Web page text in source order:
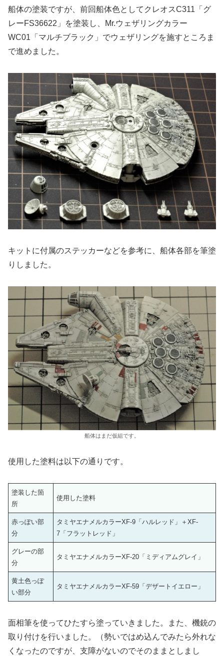
船体の塗装ですが、前回船体色としてクレオスC311「グ
レーFS36622」を塗装し、Mr.ウェザリングカラー
WC01「マルチブラック」でウェザリングを施すところま
で進めました。
キットに付属のステッカーなどを参考に、船体各部を筆塗
りしました。
船体はまだ仮組です。
使用した塗料は以下の通りです。
塗装した箇
所
使用した塗料
赤っぽい部
分
タミヤエナメルカラーXF-9「ハルレッド」＋XF-
7「フラットレッド」
グレーの部
分
タミヤエナメルカラーXF-20「ミディアムグレイ」
黄土色っぽ
い部分
タミヤエナメルカラーXF-59「デザートイエロー」
面相筆を使ってひたすら塗っていきました。また、機銃の
取り付けを行いました。（勢いではめ込んでみたら外れな
くなったのですが、支障がないのでそのままとしまし